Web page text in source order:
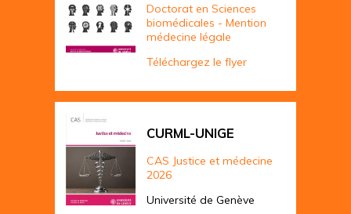
Doctorat en Sciences
biomédicales - Mention
médecine légale
Téléchargez le flyer
CURML-UNIGE
CAS Justice et médecine
2026
Université de Genève